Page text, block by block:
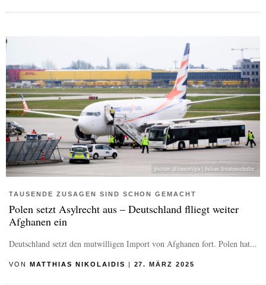
picture alliance/dpa | Julian Stratenschulte
TAUSENDE ZUSAGEN SIND SCHON GEMACHT
Polen setzt Asylrecht aus – Deutschland flliegt weiter
Afghanen ein
Deutschland setzt den mutwilligen Import von Afghanen fort. Polen hat...
VON MATTHIAS NIKOLAIDIS 27. MÄRZ 2025